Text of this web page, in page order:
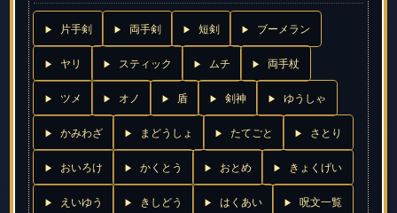
片手剣 両手剣 短剣 ブーメラン
ヤリ スティック ムチ 両手杖
ツメ オノ 盾 剣神 ゆうしゃ
かみわざ まどうしょ たてごと さとり
おいろけ かくとう おとめ きょくげい
えいゆう きしどう はくあい 呪文一覧